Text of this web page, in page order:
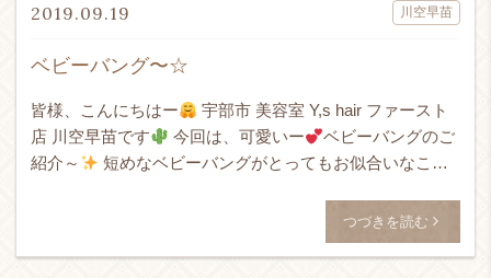
ベビーバング〜☆
2019.09.19 川空早苗
皆様、こんにちはー
宇部市 美容室 Y,s hair ファースト
店 川空早苗です
今回は、可愛いー
ベビーバングのご
紹介～
短めなベビーバングがとってもお似合いなこの
つづきを読む